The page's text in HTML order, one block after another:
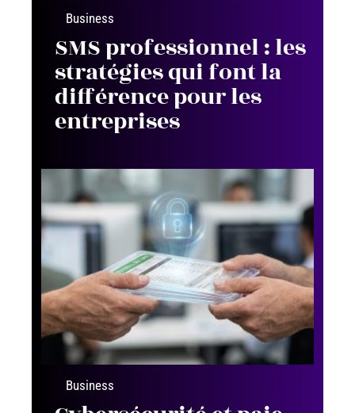
Business
SMS professionnel : les
stratégies qui font la
différence pour les
entreprises
Business